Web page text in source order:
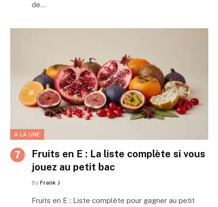
de…
A LA UNE
Fruits en E : La liste complète si vous
jouez au petit bac
By Frank J
Fruits en E : Liste complète pour gagner au petit